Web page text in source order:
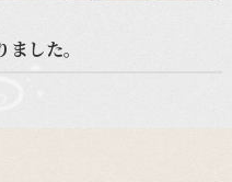
した。